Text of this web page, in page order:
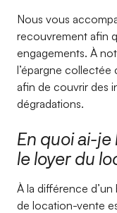
Nous vous
recouvrement afin
engagements. À
l’épargne collectée
afin de couvrir des
dégradations.
En quoi ai-
le loyer du
À la différence
de location-vente